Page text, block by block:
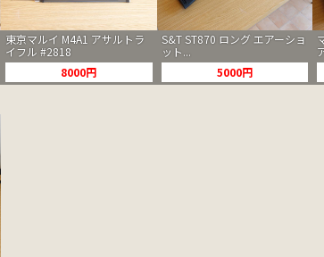
東京マルイ M4A1 アサルトラ
イフル #2818
8000円
S&T ST870 ロング エアーショ
ット...
5000円